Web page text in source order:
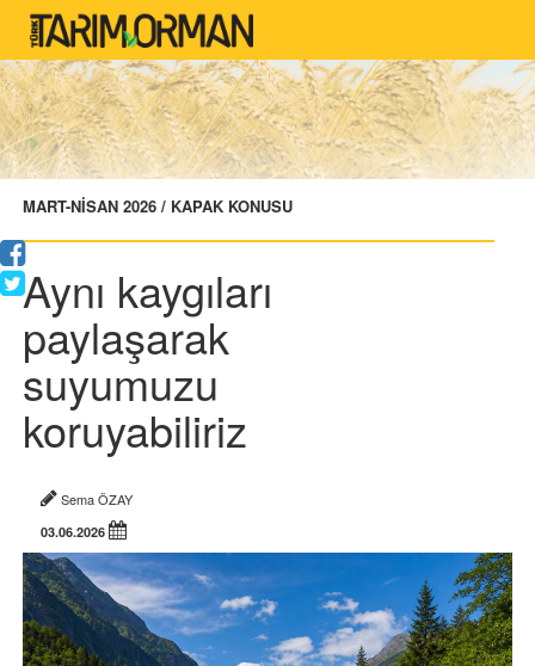
MART-NİSAN 2026 / KAPAK KONUSU
Aynı kaygıları
paylaşarak
suyumuzu
koruyabiliriz
Sema ÖZAY
03.06.2026